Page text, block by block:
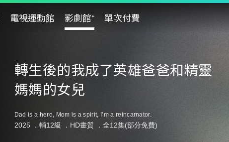
電視運動館 影劇館⁺ 單次付費
轉生後的我成了英雄爸爸和精靈
媽媽的女兒
Dad is a hero, Mom is a spirit, I’m a reincarnator.
2025 ． 輔12級 ．HD畫質 ．全12集(部分免費)